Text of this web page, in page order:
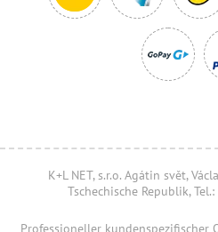
K+L NET, s.r.o. Agátin svět,
Tschechische Republik,
Professioneller kundenspezifischer